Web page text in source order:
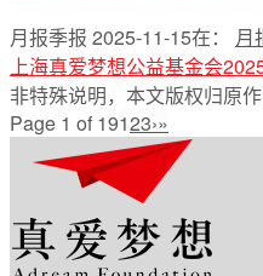
月报季报 2025-11-15在： 月
上海真爱梦想公益基金会
非特殊说明，本文版权归原
Page 1 of 19123›»